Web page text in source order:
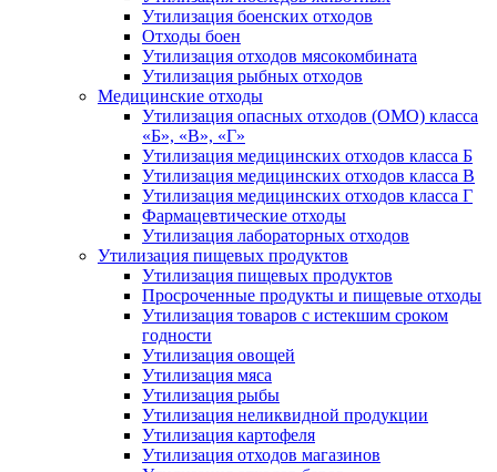
Утилизация боенских отходов
Отходы боен
Утилизация отходов мясокомбината
Утилизация рыбных отходов
Медицинские отходы
Утилизация опасных отходов (ОМО) класса
«Б», «В», «Г»
Утилизация медицинских отходов класса Б
Утилизация медицинских отходов класса В
Утилизация медицинских отходов класса Г
Фармацевтические отходы
Утилизация лабораторных отходов
Утилизация пищевых продуктов
Утилизация пищевых продуктов
Просроченные продукты и пищевые отходы
Утилизация товаров с истекшим сроком
годности
Утилизация овощей
Утилизация мяса
Утилизация рыбы
Утилизация неликвидной продукции
Утилизация картофеля
Утилизация отходов магазинов